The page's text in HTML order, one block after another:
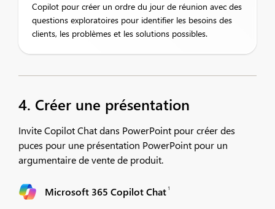
Copilot pour créer un ordre du jour de réunion avec des
questions exploratoires pour identifier les besoins des
clients, les problèmes et les solutions possibles.​
4. Créer une présentation
Invite Copilot Chat dans PowerPoint pour créer des
puces pour une présentation PowerPoint pour un
argumentaire de vente de produit.
Microsoft 365 Copilot Chat 1